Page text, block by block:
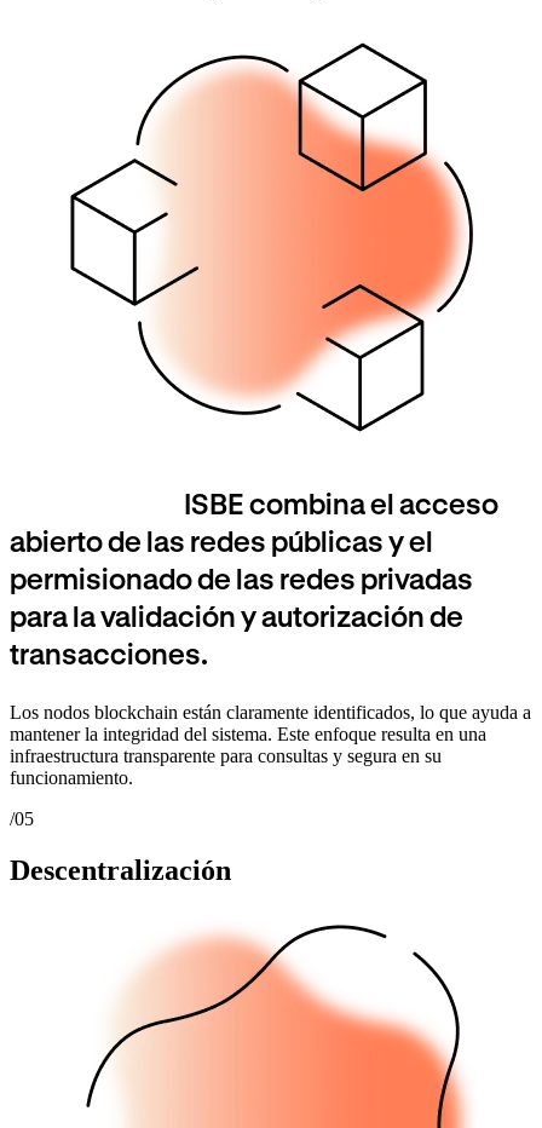
ISBE combina el acceso
abierto de las redes públicas y el
permisionado de las redes privadas
para la validación y autorización de
transacciones.
Los nodos blockchain están claramente identificados, lo que ayuda a
mantener la integridad del sistema. Este enfoque resulta en una
infraestructura transparente para consultas y segura en su
funcionamiento.
/05
Descentralización